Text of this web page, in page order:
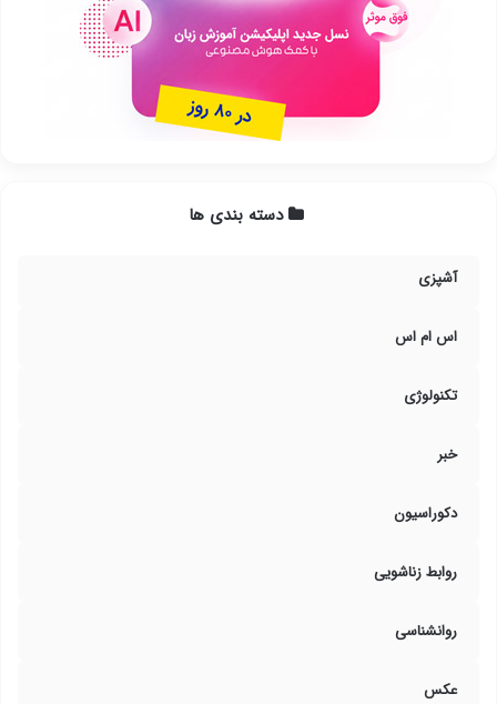
دسته بندی ها
آشپزی
اس ام اس
تکنولوژی
خبر
دکوراسیون
روابط زناشویی
روانشناسی
عکس